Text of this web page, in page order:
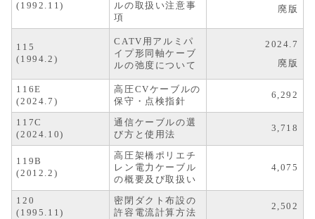
(1992.11)
ルの取扱い注意事
項
廃版
115
(1994.2)
CATV用アルミパ
イプ形同軸ケーブ
ルの弛度について
2024.7
廃版
116E
(2024.7)
高圧CVケーブルの
保守・点検指針
6,292
117C
(2024.10)
通信ケーブルの選
び方と使用法
3,718
119B
(2012.2)
高圧架橋ポリエチ
レン電力ケーブル
の概要及び取扱い
4,075
120
(1995.11)
密閉ダクト布設の
許容電流計算方法
2,502